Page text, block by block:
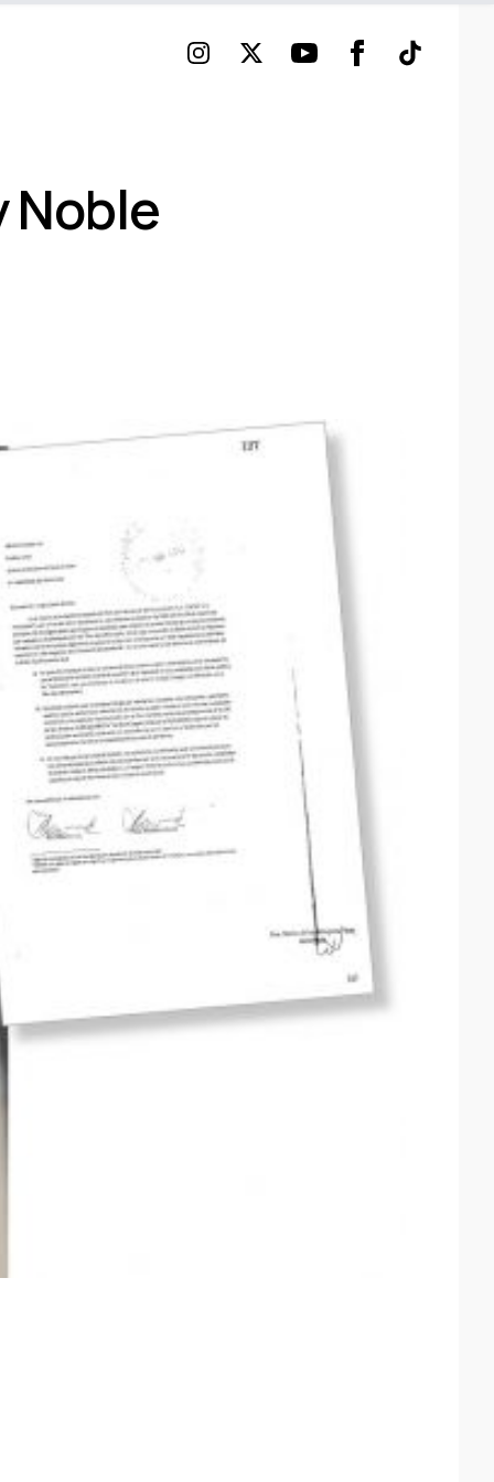
InstagramTwitterYoutubeFacebook
TikTok
Noble